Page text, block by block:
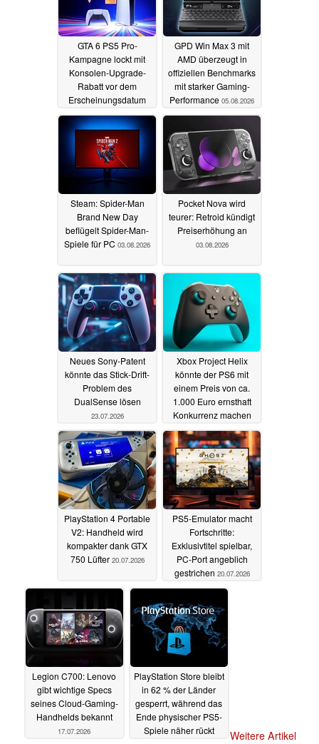
GTA 6 PS5 Pro-
Kampagne lockt mit
Konsolen-Upgrade-
Rabatt vor dem
Erscheinungsdatum
06.08.2026
GPD Win Max 3 mit
AMD überzeugt in
offiziellen Benchmarks
mit starker Gaming-
Performance 05.08.2026
Steam: Spider-Man
Brand New Day
beflügelt Spider-Man-
Spiele für PC 03.08.2026
Pocket Nova wird
teurer: Retroid kündigt
Preiserhöhung an
03.08.2026
Neues Sony-Patent
könnte das Stick-Drift-
Problem des
DualSense lösen
23.07.2026
Xbox Project Helix
könnte der PS6 mit
einem Preis von ca.
1.000 Euro ernsthaft
Konkurrenz machen
22.07.2026
PlayStation 4 Portable
V2: Handheld wird
kompakter dank GTX
750 Lüfter 20.07.2026
PS5-Emulator macht
Fortschritte:
Exklusivtitel spielbar,
PC-Port angeblich
gestrichen 20.07.2026
Legion C700: Lenovo
gibt wichtige Specs
seines Cloud-Gaming-
Handhelds bekannt
17.07.2026
PlayStation Store bleibt
in 62 % der Länder
gesperrt, während das
Ende physischer PS5-
Spiele näher rückt
Weitere Artikel